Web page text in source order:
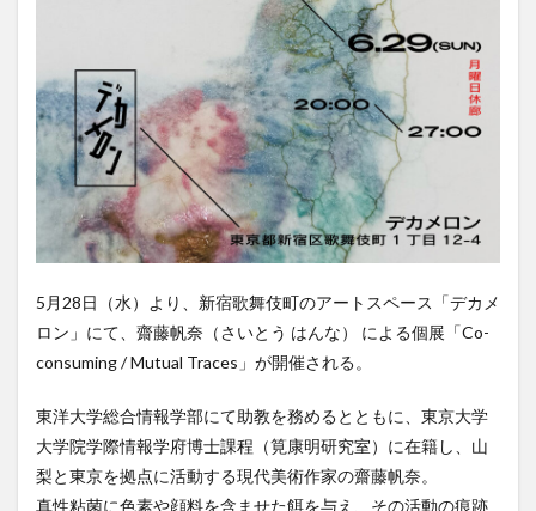
5月28日（水）より、新宿歌舞伎町のアートスペース「デカメ
ロン」にて、齋藤帆奈（さいとう はんな） による個展「Co-
consuming / Mutual Traces」が開催される。
東洋大学総合情報学部にて助教を務めるとともに、東京大学
大学院学際情報学府博士課程（筧康明研究室）に在籍し、山
梨と東京を拠点に活動する現代美術作家の齋藤帆奈。
真性粘菌に色素や顔料を含ませた餌を与え、その活動の痕跡